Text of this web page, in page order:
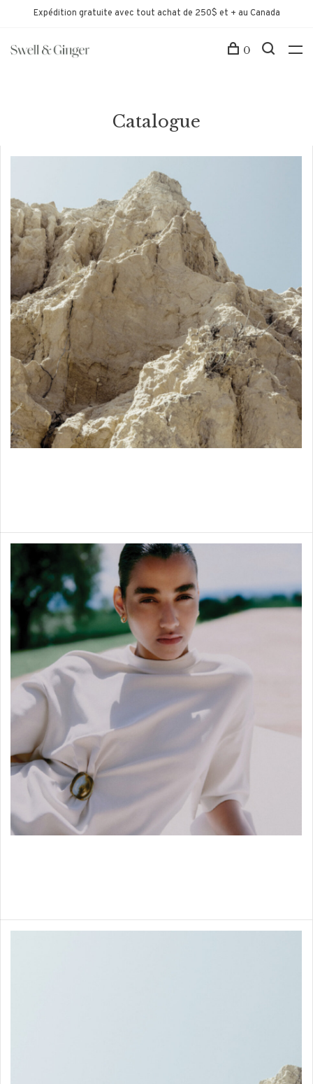
Expédition gratuite avec tout achat de 250$ et + au Canada
0
Catalogue
Nouveautés
Shop items